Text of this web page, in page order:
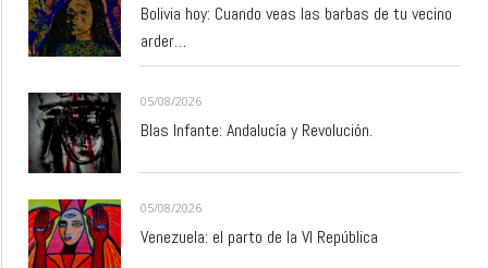
Bolivia hoy: Cuando veas las barbas de tu vecino
arder…
05/08/2026
Blas Infante: Andalucía y Revolución.
05/08/2026
Venezuela: el parto de la VI República